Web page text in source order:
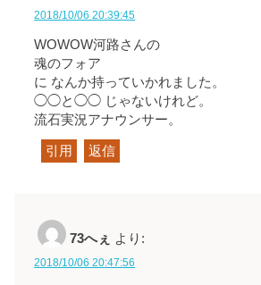
2018/10/06 20:39:45
WOWOW河路さんの
魂のフォア
に なんか持っていかれました。
◯◯と◯◯ じゃないけれど。
流石実況アナウンサー。
引用 返信
73へぇ より:
2018/10/06 20:47:56